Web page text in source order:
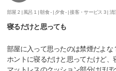
部屋 2 | 風呂 1 |朝食 - | 夕食 - |接客・サービス 3 |清
寝るだけと思っても
部屋に入って思ったのは禁煙だよな
ホントに寝るだけと思ってたけど、